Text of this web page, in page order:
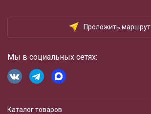
Проложить маршрут
Мы в социальных сетях:
Каталог товаров